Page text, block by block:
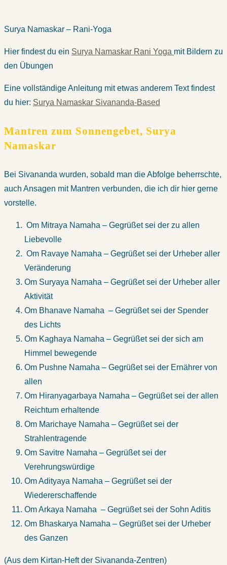
Surya Namaskar – Rani-Yoga
Hier findest du ein Surya Namaskar Rani Yoga mit Bildern zu
den Übungen
Eine vollständige Anleitung mit etwas anderem Text findest
du hier: Surya Namaskar Sivananda-Based
Mantren zum Sonnengebet, Surya
Namaskar
Bei Sivananda wurden, sobald man die Abfolge beherrschte,
auch Ansagen mit Mantren verbunden, die ich dir hier gerne
vorstelle.
Om Mitraya Namaha – Gegrüßet sei der zu allen
Liebevolle
Om Ravaye Namaha – Gegrüßet sei der Urheber aller
Veränderung
Om Suryaya Namaha – Gegrüßet sei der Urheber aller
Aktivität
Om Bhanave Namaha – Gegrüßet sei der Spender
des Lichts
Om Kaghaya Namaha – Gegrüßet sei der sich am
Himmel bewegende
Om Pushne Namaha – Gegrüßet sei der Ernährer von
allen
Om Hiranyagarbaya Namaha – Gegrüßet sei der allen
Reichtum erhaltende
Om Marichaye Namaha – Gegrüßet sei der
Strahlentragende
Om Savitre Namaha – Gegrüßet sei der
Verehrungswürdige
Om Adityaya Namaha – Gegrüßet sei der
Wiedererschaffende
Om Arkaya Namaha – Gegrüßet sei der Sohn Aditis
Om Bhaskarya Namaha – Gegrüßet sei der Urheber
des Ganzen
(Aus dem Kirtan-Heft der Sivananda-Zentren)